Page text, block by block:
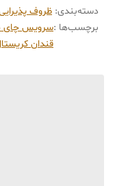
دسته‌بندی: ظروف
برچسب‌ها :سرویس چای
قندان